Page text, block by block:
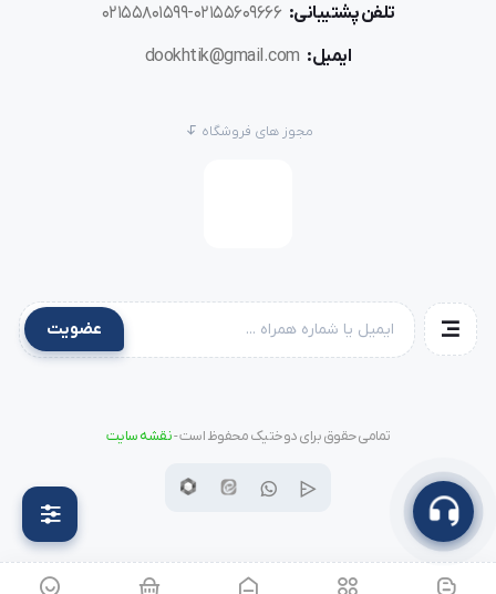
تلفن پشتیبانی: 02155609666-02155801599
ایمیل: dookhtik@gmail.com
مجوز های فروشگاه
عضویت
تمامی حقوق برای دوختیک محفوظ است -نقشه سایت